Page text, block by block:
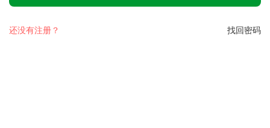
找回密码
还没有注册？